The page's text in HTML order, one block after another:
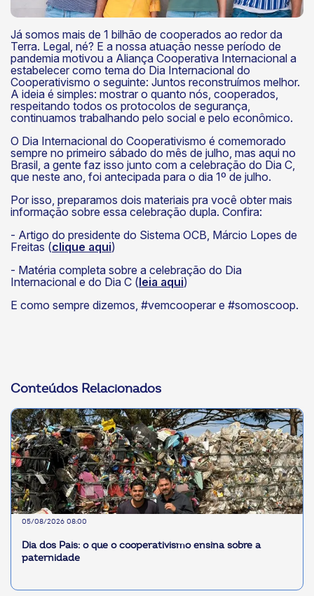
Já somos mais de 1 bilhão de cooperados ao redor da
Terra. Legal, né? E a nossa atuação nesse período de
pandemia motivou a Aliança Cooperativa Internacional a
estabelecer como tema do Dia Internacional do
Cooperativismo o seguinte: Juntos reconstruímos melhor.
A ideia é simples: mostrar o quanto nós, cooperados,
respeitando todos os protocolos de segurança,
continuamos trabalhando pelo social e pelo econômico.
O Dia Internacional do Cooperativismo é comemorado
sempre no primeiro sábado do mês de julho, mas aqui no
Brasil, a gente faz isso junto com a celebração do Dia C,
que neste ano, foi antecipada para o dia 1º de julho.
Por isso, preparamos dois materiais pra você obter mais
informação sobre essa celebração dupla. Confira:
- Artigo do presidente do Sistema OCB, Márcio Lopes de
Freitas (clique aqui)
- Matéria completa sobre a celebração do Dia
Internacional e do Dia C (leia aqui)
E como sempre dizemos, #vemcooperar e #somoscoop.
Conteúdos Relacionados
05/08/2026 08:00
Dia dos Pais: o que o cooperativismo ensina sobre a
paternidade